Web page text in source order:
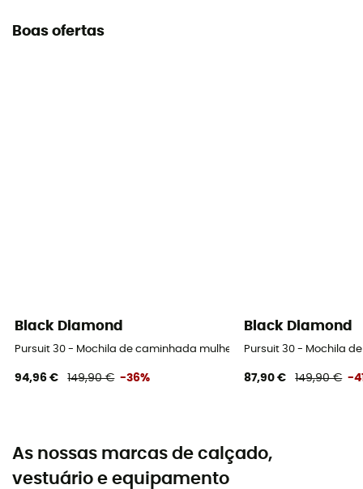
Boas ofertas
Black Diamond
Pursuit 30 - Mochila de caminhada mulher
94,96 € 149,90 € -36%
Black Diamond
Pursuit 30 - Mochila
87,90 € 149,90 € -
As nossas marcas de calçado,
vestuário e equipamento